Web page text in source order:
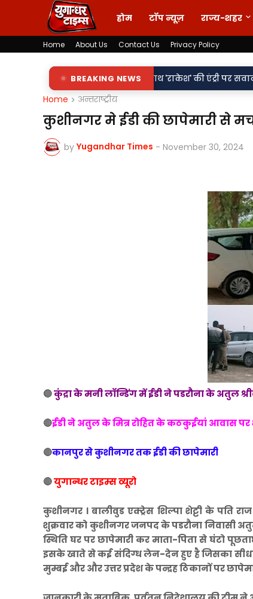
होम टॉप न्यूज़ राज्य-शहर
Home About Us Contact Us Privacy Policy
BREAKING NEWS
पर 'किरन' के साथ 'राकेश' की एंट्री पर सवाल• वर्दी पर दाग!
Home अन्तराष्ट्रीय
कुशीनगर मे ईडी की छापेमारी से
by Yugandhar Times - November 30, 2024
🔵कुंद्रा के मनी लाॅन्डिंग में ईडी ने पडरौना के अतुल
🔴ईडी ने अतुल के मित्र रोहित के कठकुईयां आवास पर
🔴कानपुर से कुशीनगर तक ईडी की छापेमारी
🔴युगान्धर टाइम्स व्यूरो
कुशीनगर । बालीवुड एक्ट्रेस शिल्पा शेट्टी के पति
शुक्रवार को कुशीनगर जनपद के पडरौना निवासी
स्थिति घर पर छापेमारी कर माता-पिता से घंटो
इसके खाते से कई संदिग्ध लेन-देन हुए है जिसका सीधा
मुम्बई और और उत्तर प्रदेश के पन्द्रह ठिकानों पर